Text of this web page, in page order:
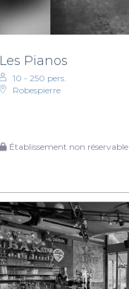
Les Pianos
10 - 250 pers.
Robespierre
Établissement non réservable